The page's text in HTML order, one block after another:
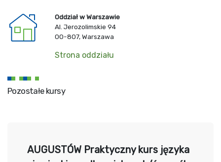
Oddział w Warszawie
Al. Jerozolimskie 94
00-807, Warszawa
Strona oddziału
Pozostałe kursy
AUGUSTÓW Praktyczny kurs języka